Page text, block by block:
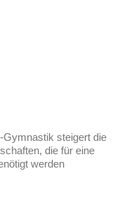
Gymnastik steigert die
die für eine
werden